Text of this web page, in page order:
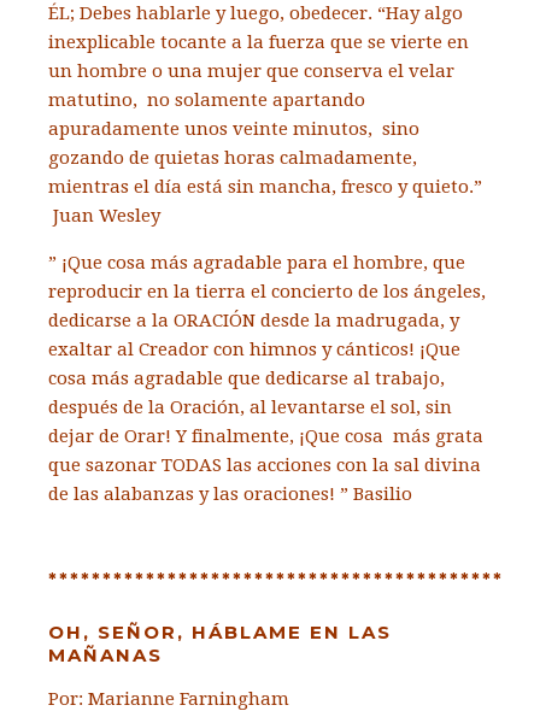
ÉL; Debes hablarle y luego, obedecer. “Hay algo
inexplicable tocante a la fuerza que se vierte en
un hombre o una mujer que conserva el velar
matutino, no solamente apartando
apuradamente unos veinte minutos, sino
gozando de quietas horas calmadamente,
mientras el día está sin mancha, fresco y quieto.”
Juan Wesley
” ¡Que cosa más agradable para el hombre, que
reproducir en la tierra el concierto de los ángeles,
dedicarse a la ORACIÓN desde la madrugada, y
exaltar al Creador con himnos y cánticos! ¡Que
cosa más agradable que dedicarse al trabajo,
después de la Oración, al levantarse el sol, sin
dejar de Orar! Y finalmente, ¡Que cosa más grata
que sazonar TODAS las acciones con la sal divina
de las alabanzas y las oraciones! ” Basilio
******************************************
OH, SEÑOR, HÁBLAME EN LAS
MAÑANAS
Por: Marianne Farningham